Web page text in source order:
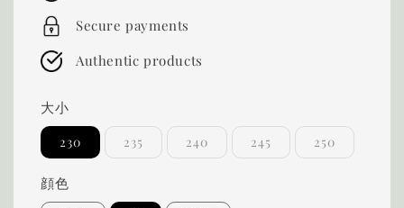
Secure payments
Authentic products
大小
230 235 240 245 250
顔色